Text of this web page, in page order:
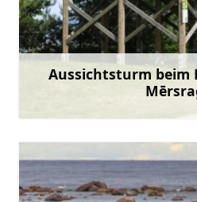
Aussichtsturm beim
Gehen Sie mit